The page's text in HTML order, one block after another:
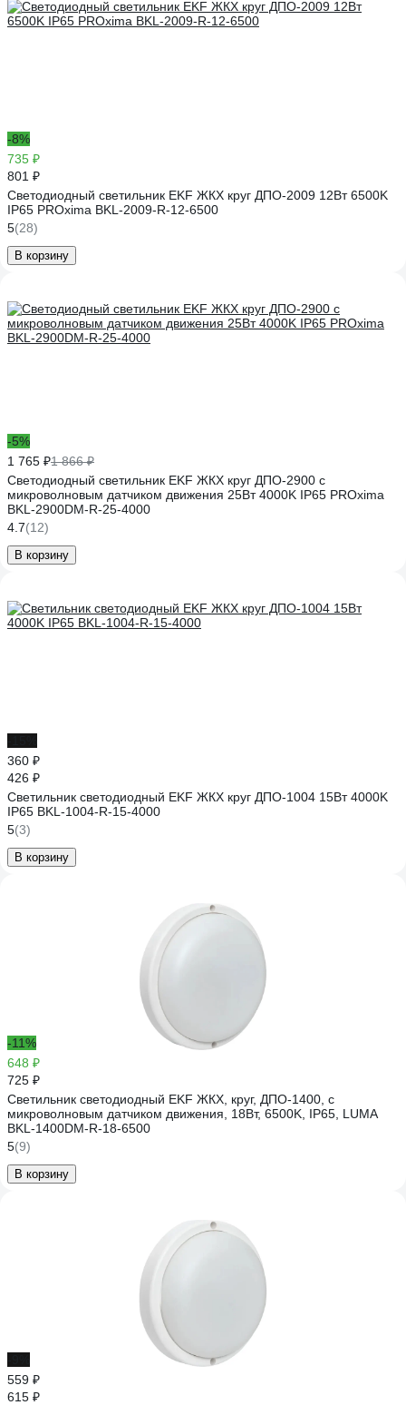
-8%
735 ₽
801 ₽
Светодиодный светильник EKF ЖКХ круг ДПО-2009 12Вт 6500K
IP65 PROxima BKL-2009-R-12-6500
5(28)
В корзину
-5%
1 765 ₽1 866 ₽
Светодиодный светильник EKF ЖКХ круг ДПО-2900 с
микроволновым датчиком движения 25Вт 4000K IP65 PROxima
BKL-2900DM-R-25-4000
4.7(12)
В корзину
360 ₽
426 ₽
Светильник светодиодный EKF ЖКХ круг ДПО-1004 15Вт 4000K
IP65 BKL-1004-R-15-4000
5(3)
В корзину
-11%
648 ₽
725 ₽
Светильник светодиодный EKF ЖКХ, круг, ДПО-1400, с
микроволновым датчиком движения, 18Вт, 6500K, IP65, LUMA
BKL-1400DM-R-18-6500
5(9)
В корзину
559 ₽
615 ₽